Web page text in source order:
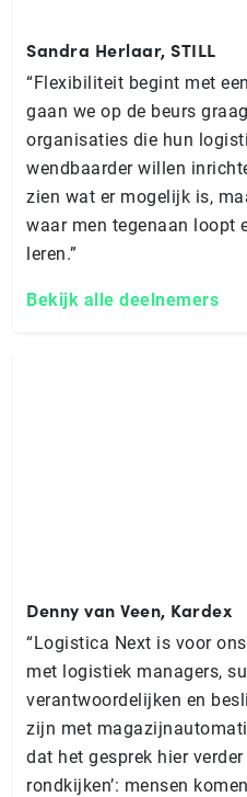
Sandra Herlaar, STILL
“Flexibiliteit begint met
gaan we op de beurs
organisaties die hun
wendbaarder willen
zien wat er mogelijk is,
waar men tegenaan loopt
leren.”
Bekijk alle deelnemers
Denny van Veen, Kardex
“Logistica Next is voor
met logistiek managers,
verantwoordelijken en
zijn met
dat het gesprek hier verder
rondkijken’: mensen